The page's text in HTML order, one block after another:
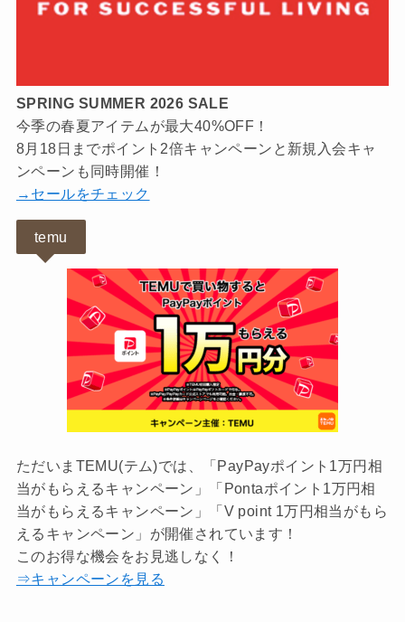
SPRING SUMMER 2026 SALE
今季の春夏アイテムが最大40%OFF！
8月18日までポイント2倍キャンペーンと新規入会キャ
ンペーンも同時開催！
→セールをチェック
temu
ただいまTEMU(テム)では、「PayPayポイント1万円相
当がもらえるキャンペーン」「Pontaポイント1万円相
当がもらえるキャンペーン」「V point 1万円相当がもら
えるキャンペーン」が開催されています！
このお得な機会をお見逃しなく！
⇒キャンペーンを見る